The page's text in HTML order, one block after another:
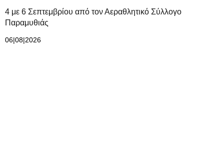
4 με 6 Σεπτεμβρίου από τον Αεραθλητικό Σύλλογο
Παραμυθιάς
06|08|2026